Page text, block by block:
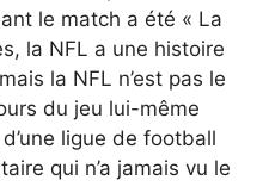
le match a été « La
la NFL a une histoire
la NFL n’est pas le
du jeu lui-même
ligue de football
qui n’a jamais vu le